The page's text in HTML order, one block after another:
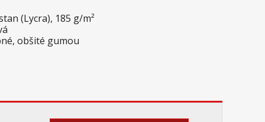
(Lycra), 185 g/m²
obšité gumou